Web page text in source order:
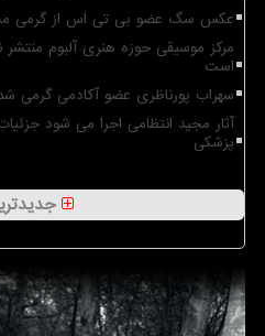
عکس سگ عضو بی تی اس از گرمی
مرکز موسیقی حوزه هنری آلبوم
است
سهراب پورناظری عضو آکادمی گرمی
آثار مجید انتظامی اجرا می شود
پزشکی